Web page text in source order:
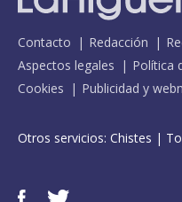
Contacto Redacción
Aspectos legales
Política
Cookies
Publicidad y
Otros servicios: Chistes |